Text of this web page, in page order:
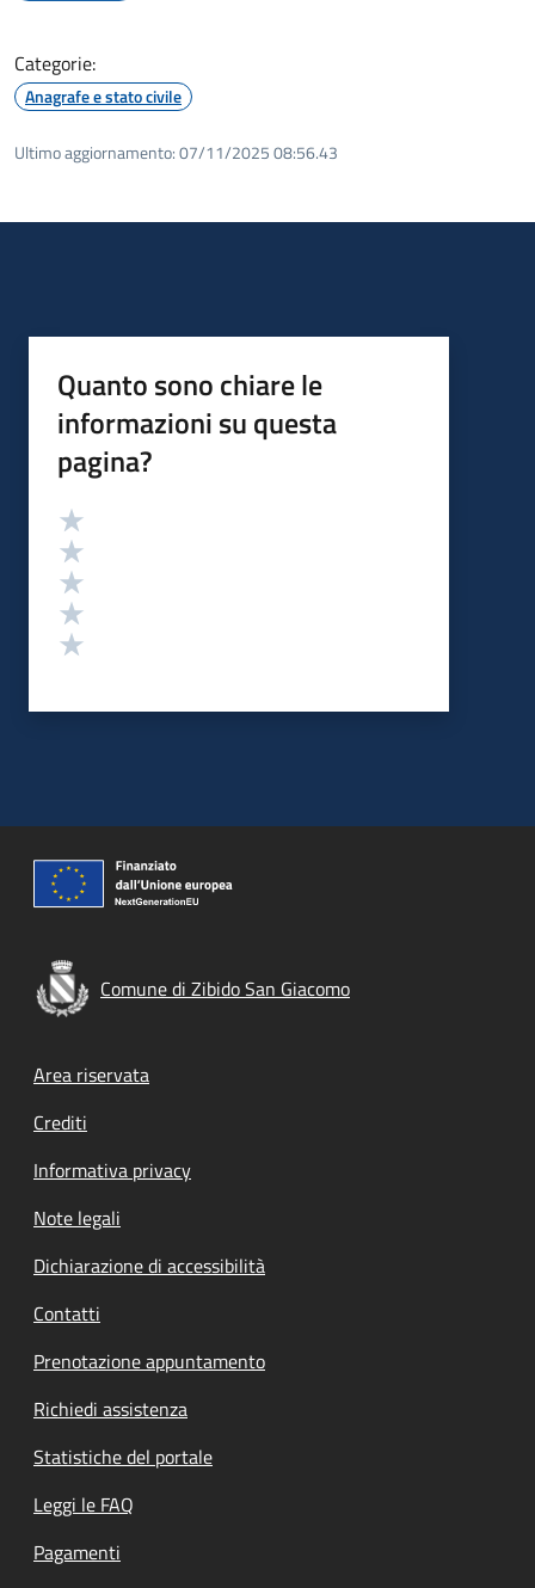
Categorie:
Anagrafe e stato civile
Ultimo aggiornamento:07/11/2025 08:56.43
Quanto sono chiare le
informazioni su questa
pagina?
Valutazione
Comune di Zibido San Giacomo
Footer menu
Area riservata
Crediti
Informativa privacy
Note legali
Dichiarazione di accessibilità
Contatti
Prenotazione appuntamento
Richiedi assistenza
Statistiche del portale
Leggi le FAQ
Pagamenti